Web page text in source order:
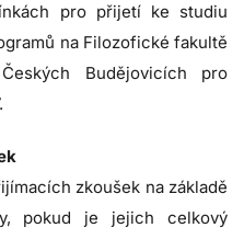
pro přijetí ke studiu
na Filozofické fakultě
Budějovicích pro
zkoušek na základě
pokud je jejich celkový